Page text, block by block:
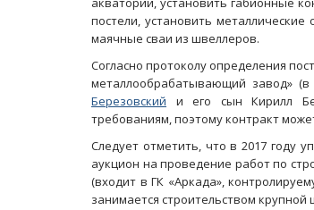
постели, установить
маячные сваи из швеллеров.
Согласно протоколу определения
металлообрабатывающий завод»
Березовский и его сын Кирилл
требованиям, поэтому контракт
Следует отметить, что в 2017 году
аукцион на проведение работ по
(входит в ГК «Аркада»,
занимается строительством